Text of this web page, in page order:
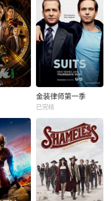
金装律师第一季
已完结